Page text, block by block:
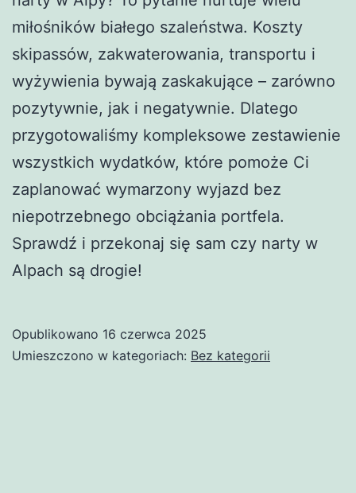
miłośników białego szaleństwa. Koszty
skipassów, zakwaterowania, transportu i
wyżywienia bywają zaskakujące – zarówno
pozytywnie, jak i negatywnie. Dlatego
przygotowaliśmy kompleksowe zestawienie
wszystkich wydatków, które pomoże Ci
zaplanować wymarzony wyjazd bez
niepotrzebnego obciążania portfela.
Sprawdź i przekonaj się sam czy narty w
Alpach są drogie!
Opublikowano 16 czerwca 2025
Umieszczono w kategoriach: Bez kategorii